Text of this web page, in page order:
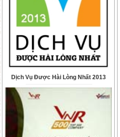
Dịch Vụ Được Hài Lòng Nhất 2013